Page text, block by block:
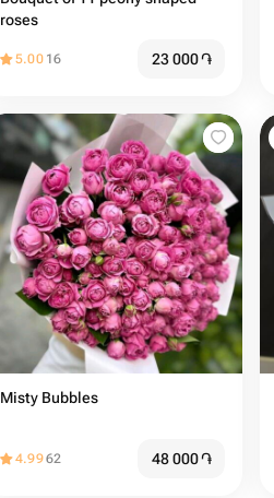
roses
5.00 16 23 000֏
Misty Bubbles
4.9962 48 000֏